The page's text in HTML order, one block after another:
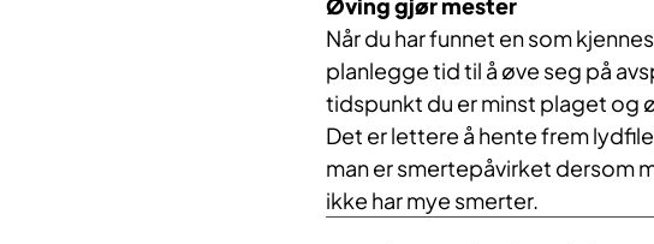
Øving gjør mester
Når du har funnet en som
planlegge tid til å øve seg på
tidspunkt du er minst plaget og
Det er lettere å hente frem
man er smertepåvirket dersom
ikke har mye smerter.